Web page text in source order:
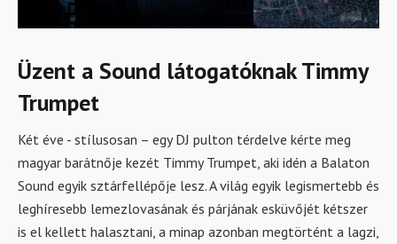
Üzent a Sound látogatóknak Timmy
Trumpet
Két éve - stílusosan – egy DJ pulton térdelve kérte meg
magyar barátnője kezét Timmy Trumpet, aki idén a Balaton
Sound egyik sztárfellépője lesz. A világ egyik legismertebb és
leghíresebb lemezlovasának és párjának esküvőjét kétszer
is el kellett halasztani, a minap azonban megtörtént a lagzi,